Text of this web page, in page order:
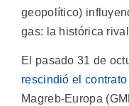
geopolítico)
gas: la histórica
El pasado 31 de
rescindió el contrato
Magreb-Europa